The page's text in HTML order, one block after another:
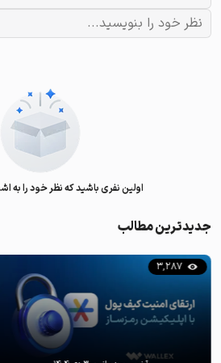
اولین نفری باشید که نظر خود را به
جدیدترین مطالب
3,287